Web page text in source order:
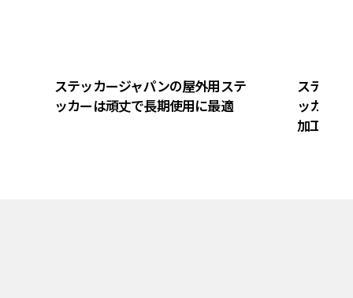
ステッカージャパンの屋外用ステ
ッカーは頑丈で長期使用に最適
ステッ
ッカー
加工があ